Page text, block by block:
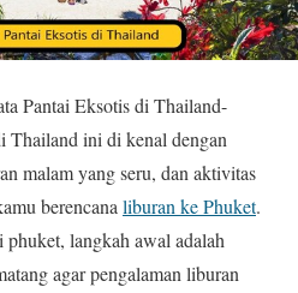
Pantai Eksotis di Thailand-
Thailand ini di kenal dengan
malam yang seru, dan aktivitas
berencana liburan ke Phuket.
langkah awal adalah
agar pengalaman liburan